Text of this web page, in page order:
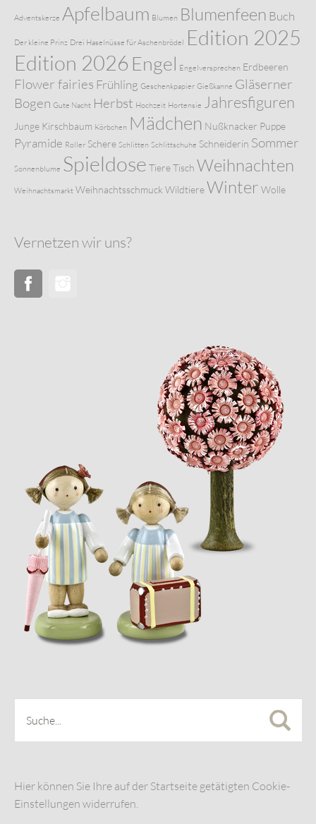
Adventskerze Apfelbaum Blumen Blumenfeen Buch
Der kleine Prinz Drei Haselnüsse für Aschenbrödel Edition 2025
Edition 2026 Engel Engelversprechen Erdbeeren
Flower fairies Frühling Geschenkpapier Gießkanne Gläserner
Bogen Gute Nacht Herbst Hochzeit Hortensie Jahresfiguren
Junge Kirschbaum Körbchen Mädchen Nußknacker Puppe
Pyramide Roller Schere Schlitten Schlittschuhe Schneiderin Sommer
Sonnenblume Spieldose TiereTisch Weihnachten
Weihnachtsmarkt Weihnachtsschmuck WildtiereWinter Wolle
Vernetzen wir uns?
Hier können Sie Ihre auf der Startseite getätigten Cookie-
Einstellungen widerrufen.